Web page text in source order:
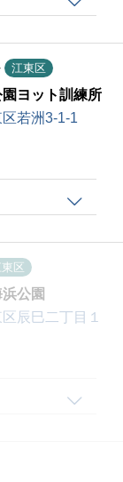
江東区
ヨット訓練所
若洲3-1-1
東区
公園
辰巳二丁目１